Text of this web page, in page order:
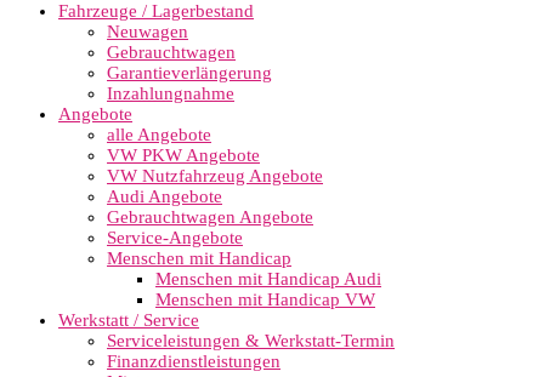
Fahrzeuge / Lagerbestand
Neuwagen
Gebrauchtwagen
Garantieverlängerung
Inzahlungnahme
Angebote
alle Angebote
VW PKW Angebote
VW Nutzfahrzeug Angebote
Audi Angebote
Gebrauchtwagen Angebote
Service-Angebote
Menschen mit Handicap
Menschen mit Handicap Audi
Menschen mit Handicap VW
Werkstatt / Service
Serviceleistungen & Werkstatt-Termin
Finanzdienstleistungen